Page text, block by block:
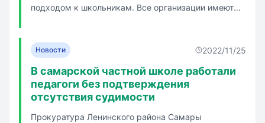
подходом к школьникам. Все организации имеют
возможность сдать Международные
Кембриджские экзамены уже с 3 класса - Топ-2 —
`Ор...
Новости 2022/11/25
В самарской частной школе работали
педагоги без подтверждения
отсутствия судимости
Прокуратура Ленинского района Самары